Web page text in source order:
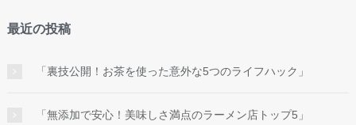
最近の投稿
「裏技公開！お茶を使った意外な5つのライフハック」
「無添加で安心！美味しさ満点のラーメン店トップ5」